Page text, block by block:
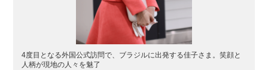
4度目となる外国公式訪問で、ブラジルに出発する佳子さま。笑顔と
人柄が現地の人々を魅了